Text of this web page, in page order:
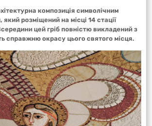
композиція символічним
який розміщений на місці 14 стації
цей гріб повністю викладений з
справжню окрасу цього святого місця.